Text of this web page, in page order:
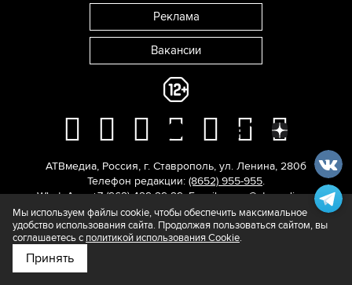
Подпишитесь на нас в
Реклама
Вакансии
АТВмедиа, Россия, г. Ставрополь, ул. Ленина, 280б
Телефон редакции: (8652) 955-955.
WhatsApp: +7 (962) 429-29-29. E-mail:news@atvmedia.ru.
© 2017-2026. Все права защищены.
Мы используем файлы cookie, чтобы обеспечить максимальное
удобство использования сайта. Продолжая пользоваться сайтом, вы
соглашаетесь с политикой использования Cookie.
Принять